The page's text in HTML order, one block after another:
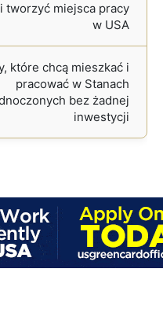
tworzyć miejsca pracy
w USA
które chcą mieszkać i
pracować w Stanach
bez żadnej
inwestycji